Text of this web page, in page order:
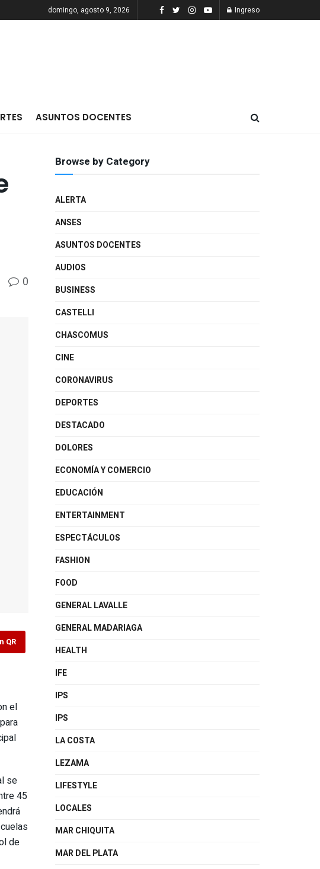
domingo, agosto 9, 2026 Ingreso
ASUNTOS DOCENTES
0
QR
el
se
45
de
Browse by Category
ALERTA
ANSES
ASUNTOS DOCENTES
AUDIOS
BUSINESS
CASTELLI
CHASCOMUS
CINE
CORONAVIRUS
DEPORTES
DESTACADO
DOLORES
ECONOMÍA Y COMERCIO
EDUCACIÓN
ENTERTAINMENT
ESPECTÁCULOS
FASHION
FOOD
GENERAL LAVALLE
GENERAL MADARIAGA
HEALTH
IFE
IPS
IPS
LA COSTA
LEZAMA
LIFESTYLE
LOCALES
MAR CHIQUITA
MAR DEL PLATA